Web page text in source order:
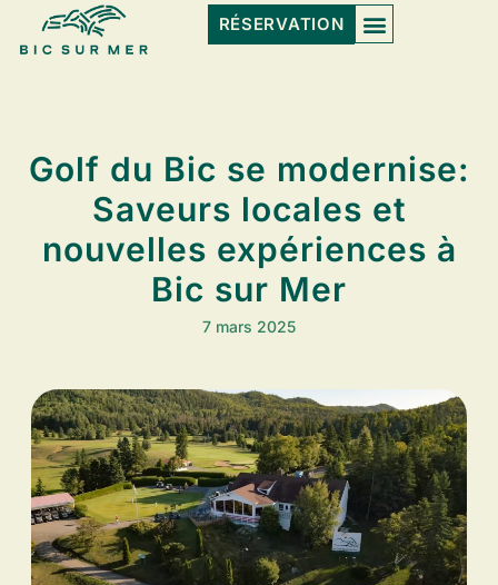
RÉSERVATION
Golf du Bic se modernise:
Saveurs locales et
nouvelles expériences à
Bic sur Mer
7 mars 2025